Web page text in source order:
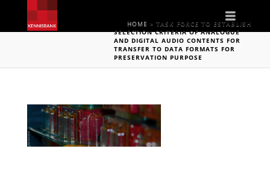
HOME » TASK FORCE TO ESTABLISH
SELECTION CRITERIA OF ANALOGUE
AND DIGITAL AUDIO CONTENTS FOR
TRANSFER TO DATA FORMATS FOR
PRESERVATION PURPOSE